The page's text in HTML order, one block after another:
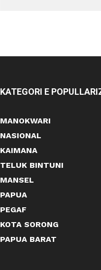
KATEGORI E
MANOKWARI
NASIONAL
KAIMANA
TELUK BINTUNI
MANSEL
PAPUA
PEGAF
KOTA SORONG
PAPUA BARAT